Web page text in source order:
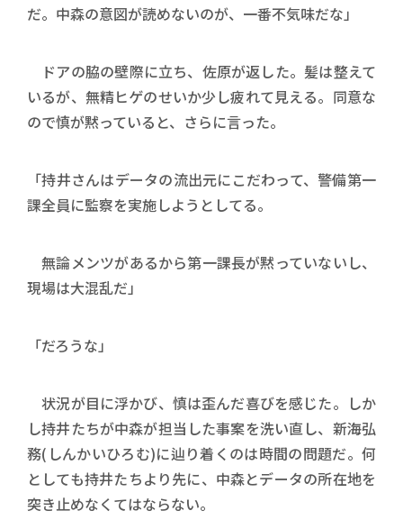
だ。中森の意図が読めないのが、一番不気味だな」
ドアの脇の壁際に立ち、佐原が返した。髪は整えて
いるが、無精ヒゲのせいか少し疲れて見える。同意な
ので慎が黙っていると、さらに言った。
「持井さんはデータの流出元にこだわって、警備第一
課全員に監察を実施しようとしてる。
無論メンツがあるから第一課長が黙っていないし、
現場は大混乱だ」
「だろうな」
状況が目に浮かび、慎は歪んだ喜びを感じた。しか
し持井たちが中森が担当した事案を洗い直し、新海弘
務(しんかいひろむ)に辿り着くのは時間の問題だ。何
としても持井たちより先に、中森とデータの所在地を
突き止めなくてはならない。